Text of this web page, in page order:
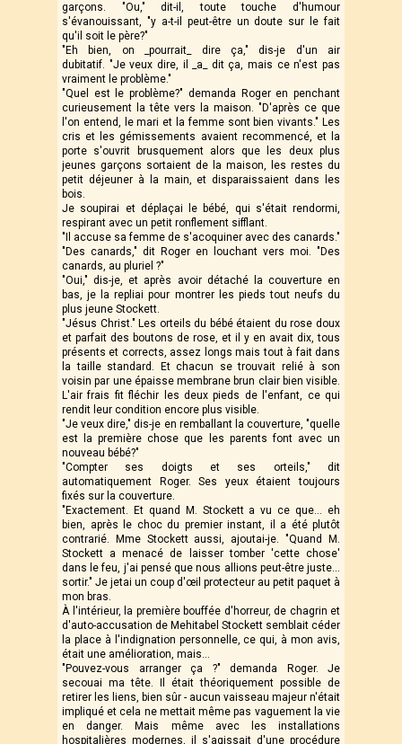
garçons. "Ou," dit-il, toute touche d'humour
s'évanouissant, "y a-t-il peut-être un doute sur le fait
qu'il soit le père?"
"Eh bien, on _pourrait_ dire ça," dis-je d'un air
dubitatif. "Je veux dire, il _a_ dit ça, mais ce n'est pas
vraiment le problème."
"Quel est le problème?" demanda Roger en penchant
curieusement la tête vers la maison. "D'après ce que
l'on entend, le mari et la femme sont bien vivants." Les
cris et les gémissements avaient recommencé, et la
porte s'ouvrit brusquement alors que les deux plus
jeunes garçons sortaient de la maison, les restes du
petit déjeuner à la main, et disparaissaient dans les
bois.
Je soupirai et déplaçai le bébé, qui s'était rendormi,
respirant avec un petit ronflement sifflant.
"Il accuse sa femme de s'acoquiner avec des canards."
"Des canards," dit Roger en louchant vers moi. "Des
canards, au pluriel ?"
"Oui," dis-je, et après avoir détaché la couverture en
bas, je la repliai pour montrer les pieds tout neufs du
plus jeune Stockett.
"Jésus Christ." Les orteils du bébé étaient du rose doux
et parfait des boutons de rose, et il y en avait dix, tous
présents et corrects, assez longs mais tout à fait dans
la taille standard. Et chacun se trouvait relié à son
voisin par une épaisse membrane brun clair bien visible.
L'air frais fit fléchir les deux pieds de l'enfant, ce qui
rendit leur condition encore plus visible.
"Je veux dire," dis-je en remballant la couverture, "quelle
est la première chose que les parents font avec un
nouveau bébé?"
"Compter ses doigts et ses orteils," dit
automatiquement Roger. Ses yeux étaient toujours
fixés sur la couverture.
"Exactement. Et quand M. Stockett a vu ce que... eh
bien, après le choc du premier instant, il a été plutôt
contrarié. Mme Stockett aussi, ajoutai-je. "Quand M.
Stockett a menacé de laisser tomber 'cette chose'
dans le feu, j'ai pensé que nous allions peut-être juste...
sortir." Je jetai un coup d'œil protecteur au petit paquet à
mon bras.
À l'intérieur, la première bouffée d'horreur, de chagrin et
d'auto-accusation de Mehitabel Stockett semblait céder
la place à l'indignation personnelle, ce qui, à mon avis,
était une amélioration, mais...
"Pouvez-vous arranger ça ?" demanda Roger. Je
secouai ma tête. Il était théoriquement possible de
retirer les liens, bien sûr - aucun vaisseau majeur n'était
impliqué et cela ne mettait même pas vaguement la vie
en danger. Mais même avec les installations
hospitalières modernes, il s'agissait d'une procédure